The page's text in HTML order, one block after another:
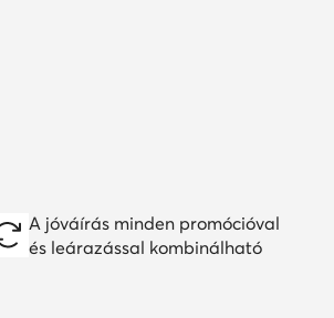
A jóváírás minden promócióval
és leárazással kombinálható